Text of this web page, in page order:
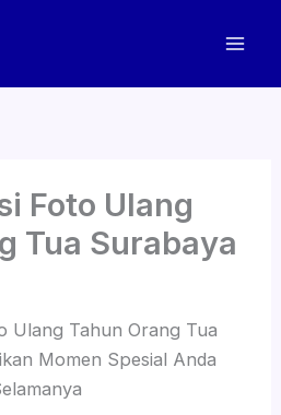
Foto Ulang
Tua Surabaya
Ulang Tahun Orang Tua
Momen Spesial Anda